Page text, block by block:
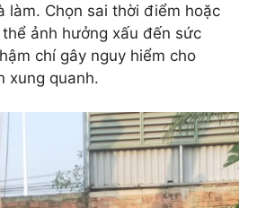
làm. Chọn sai thời điểm hoặc
ảnh hưởng xấu đến sức
chí gây nguy hiểm cho
xung quanh.